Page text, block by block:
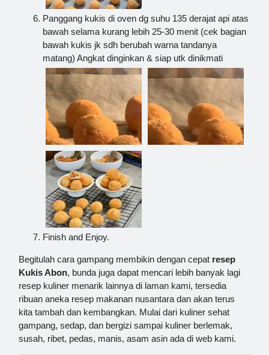
Panggang kukis di oven dg suhu 135 derajat api atas
bawah selama kurang lebih 25-30 menit (cek bagian
bawah kukis jk sdh berubah warna tandanya
matang) Angkat dinginkan & siap utk dinikmati
Finish and Enjoy.
Begitulah cara gampang membikin dengan cepat resep
Kukis Abon, bunda juga dapat mencari lebih banyak lagi
resep kuliner menarik lainnya di laman kami, tersedia
ribuan aneka resep makanan nusantara dan akan terus
kita tambah dan kembangkan. Mulai dari kuliner sehat
gampang, sedap, dan bergizi sampai kuliner berlemak,
susah, ribet, pedas, manis, asam asin ada di web kami.